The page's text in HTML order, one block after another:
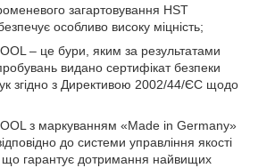
загартовування HST
особливо високу міцність;
– це бури, яким за результатами
видано сертифікат безпеки
згідно з Директивою 2002/44/ЄС щодо
з маркуванням «Made in Germany»
до системи управління якості
гарантує дотримання найвищих